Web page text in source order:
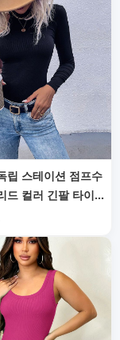
립 스테이션 점프수
드 컬러 긴팔 타이
원숄더 점프수트